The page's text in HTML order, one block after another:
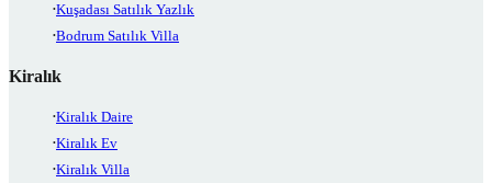
Kuşadası Satılık Yazlık
Bodrum Satılık Villa
Kiralık
Kiralık Daire
Kiralık Ev
Kiralık Villa